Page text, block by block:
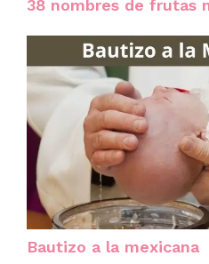
38 nombres de frutas
Bautizo a la mexicana